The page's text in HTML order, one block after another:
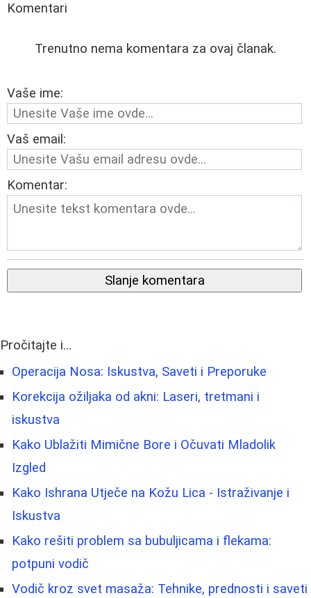
Komentari
Trenutno nema komentara za ovaj članak.
Vaše ime:
Vaš email:
Komentar:
Slanje komentara
Pročitajte i...
Operacija Nosa: Iskustva, Saveti i Preporuke
Korekcija ožiljaka od akni: Laseri, tretmani i
iskustva
Kako Ublažiti Mimične Bore i Očuvati Mladolik
Izgled
Kako Ishrana Utječe na Kožu Lica - Istraživanje i
Iskustva
Kako rešiti problem sa bubuljicama i flekama:
potpuni vodič
Vodič kroz svet masaža: Tehnike, prednosti i saveti